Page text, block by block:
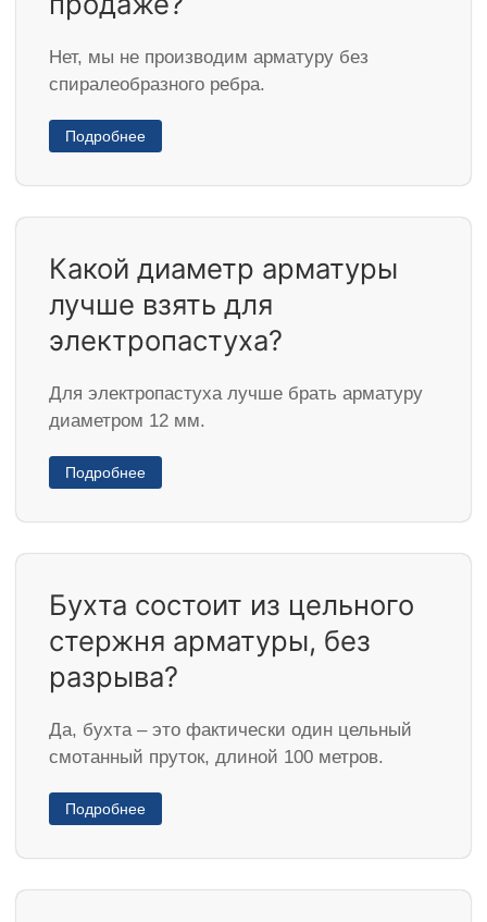
Нет, мы не производим арматуру без
спиралеобразного ребра.
Подробнее
Какой диаметр арматуры
лучше взять для
электропастуха?
Для электропастуха лучше брать арматуру
диаметром 12 мм.
Подробнее
Бухта состоит из цельного
стержня арматуры, без
разрыва?
Да, бухта – это фактически один цельный
смотанный пруток, длиной 100 метров.
Подробнее